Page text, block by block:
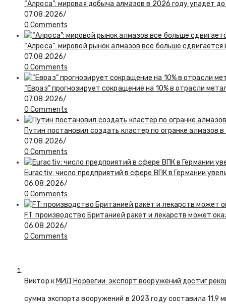
“Алроса”: мировая добыча алмазов в 2026 году упадет
07.08.2026/
0 Comments
“Алроса”: мировой рынок алмазов все больше
07.08.2026/
0 Comments
“Евраз” прогнозирует сокращение на 10% в отрасли
07.08.2026/
0 Comments
Путин постановил создать кластер по огранке алмазов
07.08.2026/
0 Comments
Euractiv: число предприятий в сфере ВПК в Германии
06.08.2026/
0 Comments
FT: производство Британией ракет и лекарств может
06.08.2026/
0 Comments
Виктор кМИД Норвегии: экспорт вооружений достиг
сумма экспорта вооружений в 2023 году составила 11,9